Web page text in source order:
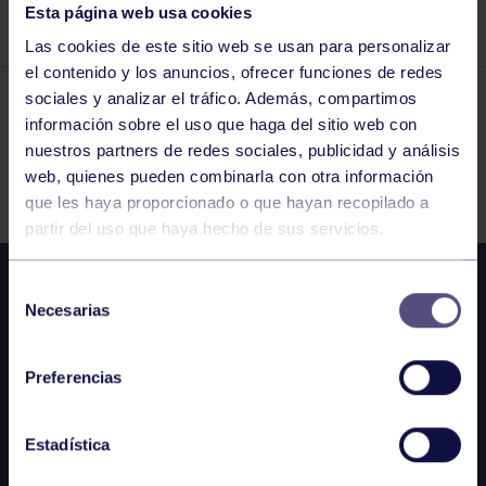
Esta página web usa cookies
Las cookies de este sitio web se usan para personalizar
el contenido y los anuncios, ofrecer funciones de redes
sociales y analizar el tráfico. Además, compartimos
información sobre el uso que haga del sitio web con
nuestros partners de redes sociales, publicidad y análisis
web, quienes pueden combinarla con otra información
que les haya proporcionado o que hayan recopilado a
partir del uso que haya hecho de sus servicios.
Necesarias
Preferencias
Estadística
TIERRA BATIDA.
El grupo en prensa 15 MAR 2024
Comparte